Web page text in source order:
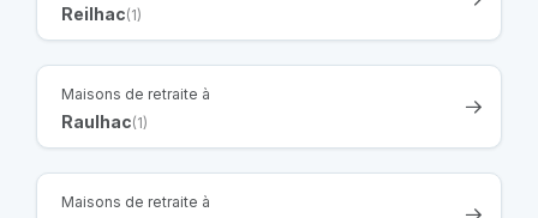
Reilhac(1)
Maisons de retraite à
Raulhac(1)
Maisons de retraite à